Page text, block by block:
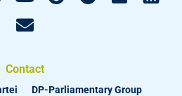
Contact
DP-Parliamentary Group